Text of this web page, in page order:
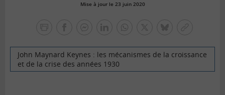
Mise à jour le 23 juin 2020
tous
lien
John Maynard Keynes : les mécanismes de la croissance
et de la crise des années 1930